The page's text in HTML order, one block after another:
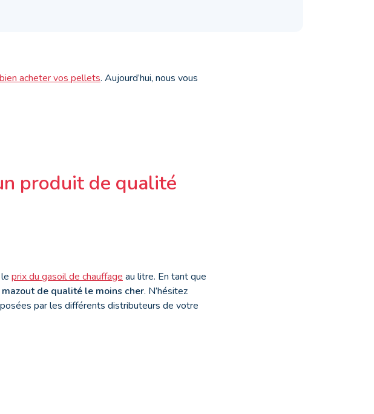
bien acheter vos pellets. Aujourd’hui, nous vous
produit de qualité
prix du gasoil de chauffage au litre. En tant que
mazout de qualité le moins cher. N’hésitez
par les différents distributeurs de votre